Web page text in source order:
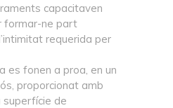
capacitaven
formar-ne part
requerida per
es fonen a proa, en un
proporcionat amb
superfície de